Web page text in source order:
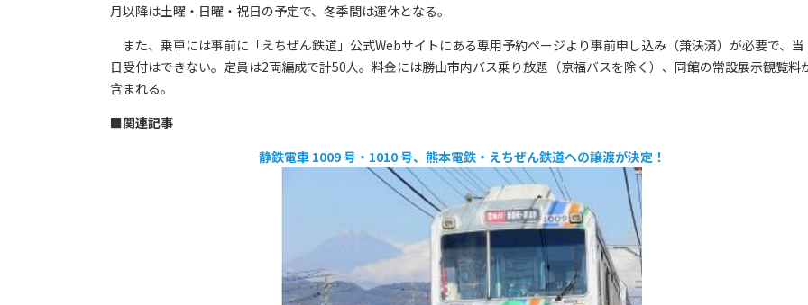
月以降は土曜・日曜・祝日の予定で、冬季間は運休となる。
また、乗車には事前に「えちぜん鉄道」公式Webサイトにある専用予約ページより事前申し込み（兼決済）が必要で、当
日受付はできない。定員は2両編成で計50人。料金には勝山市内バス乗り放題（京福バスを除く）、同館の常設展示観覧料
含まれる。
■関連記事
静鉄電車 1009 号・1010 号、熊本電鉄・えちぜん鉄道への譲渡が決定！